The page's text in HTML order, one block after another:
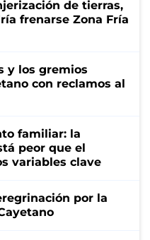
de tierras,
frenarse Zona Fría
y los gremios
con reclamos al
familiar: la
peor que el
variables clave
por la